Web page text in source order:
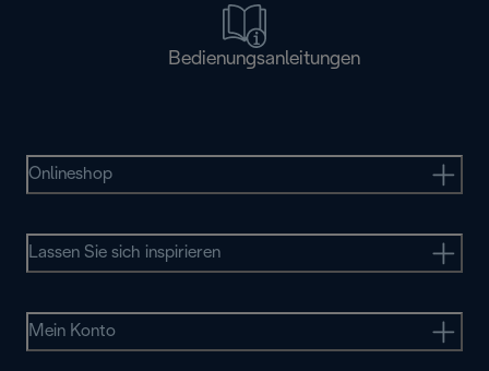
Bedienungsanleitungen
Onlineshop
Lassen Sie sich inspirieren
Mein Konto